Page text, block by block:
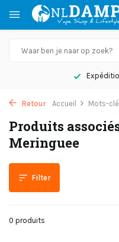
Retour Accueil Mots-
Produits
Meringuee
Filter
0 produits